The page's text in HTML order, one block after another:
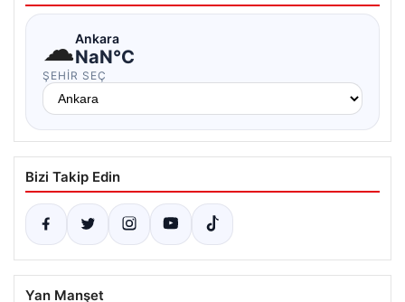
☁Ankara
NaN°C
ŞEHIR SEÇ
Bizi Takip Edin
Yan Manşet